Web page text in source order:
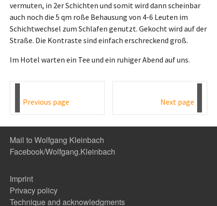
vermuten, in 2er Schichten und somit wird dann scheinbar
auch noch die 5 qm roße Behausung von 4-6 Leuten im
Schichtwechsel zum Schlafen genutzt. Gekocht wird auf der
Straße. Die Kontraste sind einfach erschreckend groß.
Im Hotel warten ein Tee und ein ruhiger Abend auf uns.
Previous page Next page
Mail to Wolfgang Kleinbach
Facebook/Wolfgang.Kleinbach
Imprint
Privacy policy
Technique and acknowledgments